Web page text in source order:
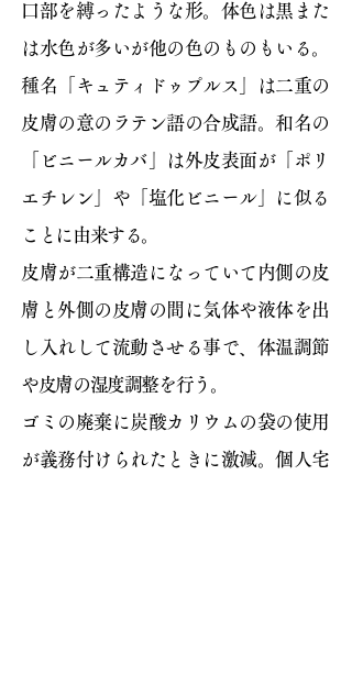
口部を縛ったような形。体色は黒また
は水色が多いが他の色のものもいる。
種名「キュティドゥプルス」は二重の
皮膚の意のラテン語の合成語。和名の
「ビニールカバ」は外皮表面が「ポリ
エチレン」や「塩化ビニール」に似る
ことに由来する。
皮膚が二重構造になっていて内側の皮
膚と外側の皮膚の間に気体や液体を出
し入れして流動させる事で、体温調節
や皮膚の湿度調整を行う。
ゴミの廃棄に炭酸カリウムの袋の使用
が義務付けられたときに激減。個人宅